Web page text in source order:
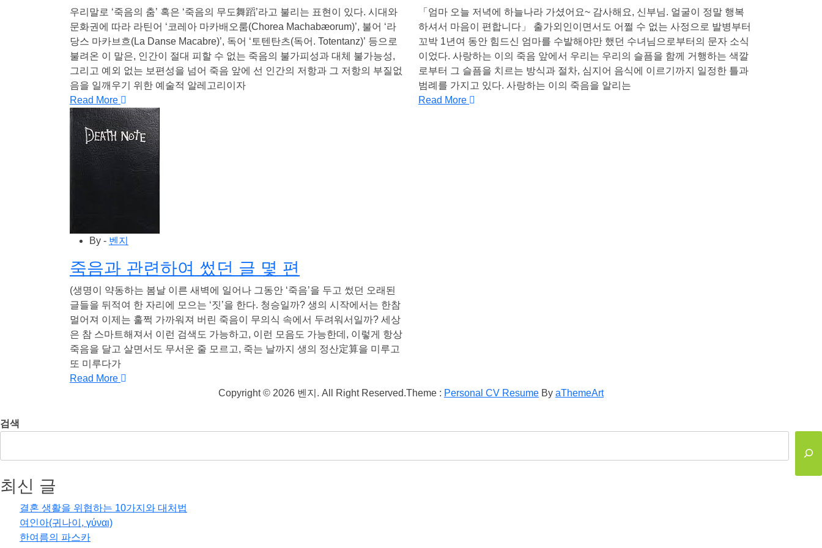
우리말로 ‘죽음의 춤’ 혹은 ‘죽음의 무도舞蹈’라고 불리는 표현이 있다. 시대와
문화권에 따라 라틴어 ‘코레아 마카배오룸(Chorea Machabæorum)’, 불어 ‘라
당스 마카브흐(La Danse Macabre)’, 독어 ‘토텐탄츠(독어. Totentanz)’ 등으로
불려온 이 말은, 인간이 절대 피할 수 없는 죽음의 불가피성과 대체 불가능성,
그리고 예외 없는 보편성을 넘어 죽음 앞에 선 인간의 저항과 그 저항의 부질없
음을 일깨우기 위한 예술적 알레고리이자
Read More
「엄마 오늘 저녁에 하늘나라 가셨어요~ 감사해요, 신부님. 얼굴이 정말 행복
하셔서 마음이 편합니다」 출가외인이면서도 어쩔 수 없는 사정으로 발병부터
꼬박 1년여 동안 힘드신 엄마를 수발해야만 했던 수녀님으로부터의 문자 소식
이었다. 사랑하는 이의 죽음 앞에서 우리는 우리의 슬픔을 함께 거행하는 색깔
로부터 그 슬픔을 치르는 방식과 절차, 심지어 음식에 이르기까지 일정한 틀과
범례를 가지고 있다. 사랑하는 이의 죽음을 알리는
Read More
By - 벤지
죽음과 관련하여 썼던 글 몇 편
(생명이 약동하는 봄날 이른 새벽에 일어나 그동안 ‘죽음’을 두고 썼던 오래된
글들을 뒤적여 한 자리에 모으는 ‘짓’을 한다. 청승일까? 생의 시작에서는 한참
멀어져 이제는 훌쩍 가까워져 버린 죽음이 무의식 속에서 두려워서일까? 세상
은 참 스마트해져서 이런 검색도 가능하고, 이런 모음도 가능한데, 이렇게 항상
죽음을 달고 살면서도 무서운 줄 모르고, 죽는 날까지 생의 정산定算을 미루고
또 미루다가
Read More
Copyright © 2026 벤지. All Right Reserved.Theme : Personal CV Resume By aThemeArt
검색
최신 글
결혼 생활을 위협하는 10가지와 대처법
여인아(귀나이, γύναι)
한여름의 파스카